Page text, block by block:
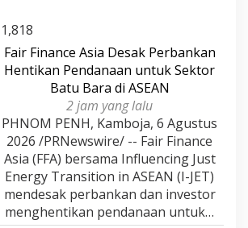
1,818
Fair Finance Asia Desak Perbankan
Hentikan Pendanaan untuk Sektor
Batu Bara di ASEAN
2 jam yang lalu
PHNOM PENH, Kamboja, 6 Agustus
2026 /PRNewswire/ -- Fair Finance
Asia (FFA) bersama Influencing Just
Energy Transition in ASEAN (I-JET)
mendesak perbankan dan investor
menghentikan pendanaan untuk…